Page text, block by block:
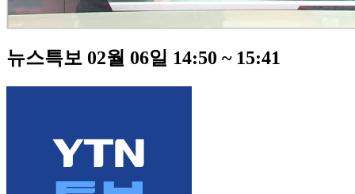
뉴스특보 02월 06일 14:50 ~ 15:41